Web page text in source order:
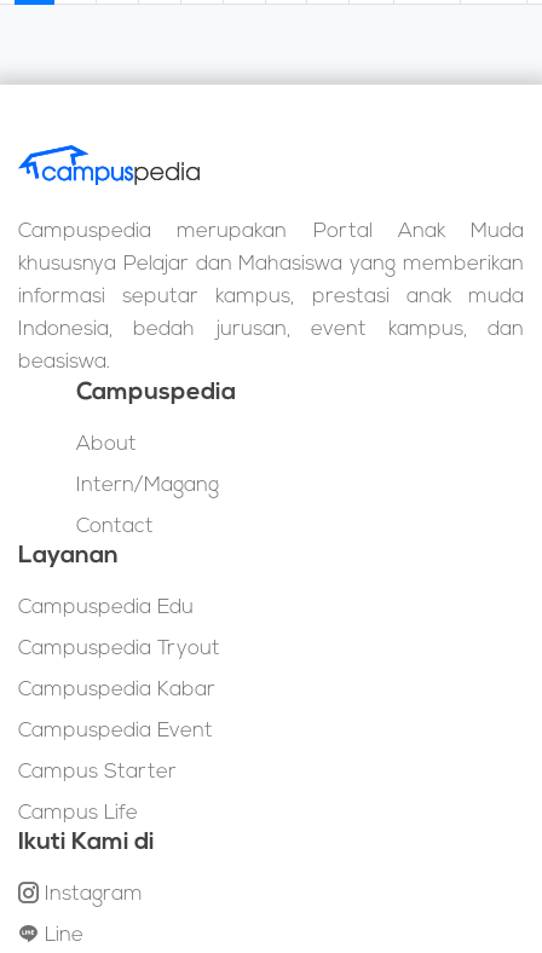
Campuspedia merupakan Portal Anak Muda
khususnya Pelajar dan Mahasiswa yang memberikan
informasi seputar kampus, prestasi anak muda
Indonesia, bedah jurusan, event kampus, dan
beasiswa.
Campuspedia
About
Intern/Magang
Contact
Layanan
Campuspedia Edu
Campuspedia Tryout
Campuspedia Kabar
Campuspedia Event
Campus Starter
Campus Life
Ikuti Kami di
Instagram
Line